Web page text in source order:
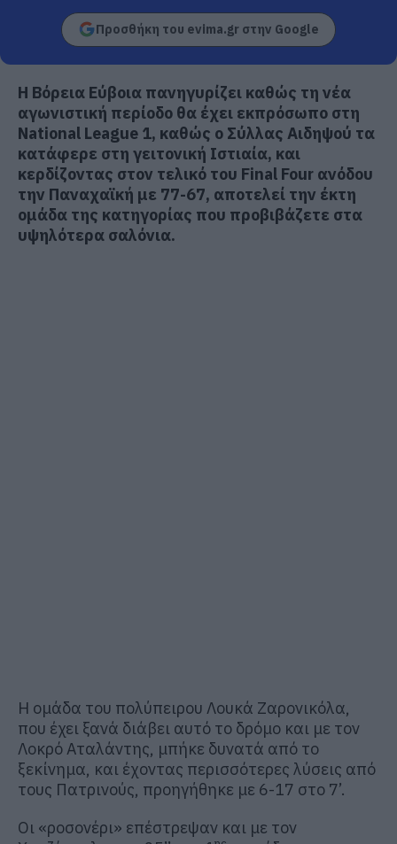
Προσθήκη του evima.gr στην Google
Η Βόρεια Εύβοια πανηγυρίζει καθώς τη νέα
αγωνιστική περίοδο θα έχει εκπρόσωπο στη
National League 1, καθώς ο Σύλλας Αιδηψού τα
κατάφερε στη γειτονική Ιστιαία, και
κερδίζοντας στον τελικό του Final Four ανόδου
την Παναχαϊκή με 77-67, αποτελεί την έκτη
ομάδα της κατηγορίας που προβιβάζετε στα
υψηλότερα σαλόνια.
Η ομάδα του πολύπειρου Λουκά Ζαρονικόλα,
που έχει ξανά διάβει αυτό το δρόμο και με τον
Λοκρό Αταλάντης, μπήκε δυνατά από το
ξεκίνημα, και έχοντας περισσότερες λύσεις από
τους Πατρινούς, προηγήθηκε με 6-17 στο 7’.
Οι «ροσονέρι» επέστρεψαν και με τον